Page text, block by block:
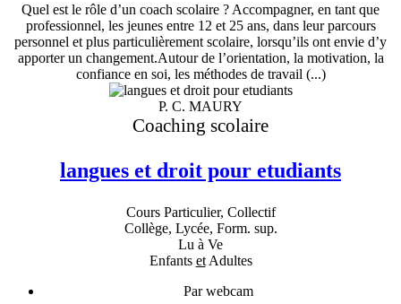
Quel est le rôle d’un coach scolaire ? Accompagner, en tant que
professionnel, les jeunes entre 12 et 25 ans, dans leur parcours
personnel et plus particulièrement scolaire, lorsqu’ils ont envie d’y
apporter un changement.Autour de l’orientation, la motivation, la
confiance en soi, les méthodes de travail (...)
P. C. MAURY
Coaching scolaire
langues et droit pour etudiants
Cours Particulier, Collectif
Collège, Lycée, Form. sup.
Lu à Ve
Enfants etAdultes
Par webcam